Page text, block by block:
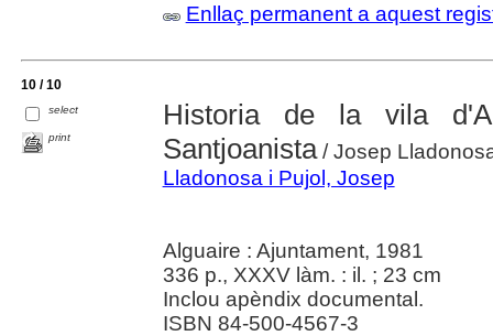
Enllaç permanent a aquest
10 / 10
select
print
Historia de la vila
Santjoanista/ Josep
Lladonosa i Pujol, Josep
Alguaire : Ajuntament, 1981
336 p., XXXV làm. : il. ; 23 cm
Inclou apèndix documental.
ISBN 84-500-4567-3